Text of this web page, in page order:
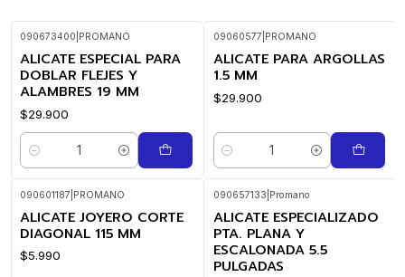
090673400 PROMANO
ALICATE ESPECIAL PARA
DOBLAR FLEJES Y
ALAMBRES 19 MM
$29.900
Cantidad
09060577 PROMANO
ALICATE PARA ARGOLLAS
1.5 MM
$29.900
Cantidad
090601187 PROMANO
ALICATE JOYERO CORTE
DIAGONAL 115 MM
$5.990
-25%
OFF
090657133 Promano
ALICATE ESPECIALIZADO
PTA. PLANA Y
ESCALONADA 5.5
PULGADAS